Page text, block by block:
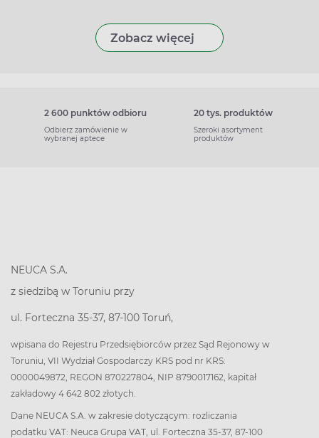
Zobacz więcej
2 600 punktów odbioru
Odbierz zamówienie w
wybranej aptece
20 tys. produktów
Szeroki asortyment
produktów
NEUCA S.A.
z siedzibą w Toruniu przy
ul. Forteczna 35-37, 87-100 Toruń,
wpisana do Rejestru Przedsiębiorców przez Sąd Rejonowy w
Toruniu, VII Wydział Gospodarczy KRS pod nr KRS:
0000049872, REGON 870227804, NIP 8790017162, kapitał
zakładowy 4 642 802 złotych.
Dane NEUCA S.A. w zakresie dotyczącym: rozliczania
podatku VAT: Neuca Grupa VAT, ul. Forteczna 35-37, 87-100